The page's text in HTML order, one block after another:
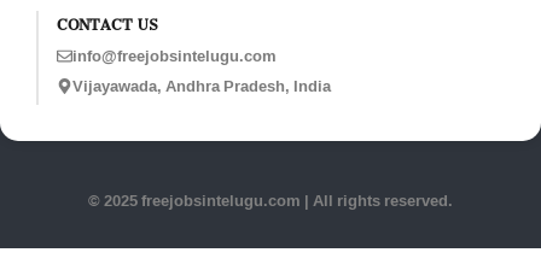
CONTACT US
info@freejobsintelugu.com
Vijayawada, Andhra Pradesh, India
© 2025 freejobsintelugu.com | All rights reserved.